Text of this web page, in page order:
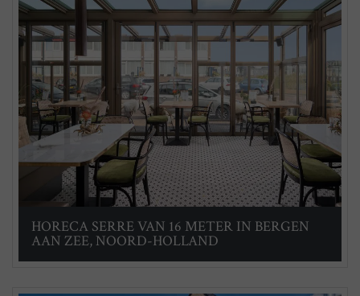
HORECA SERRE VAN 16 METER IN BERGEN
AAN ZEE, NOORD-HOLLAND